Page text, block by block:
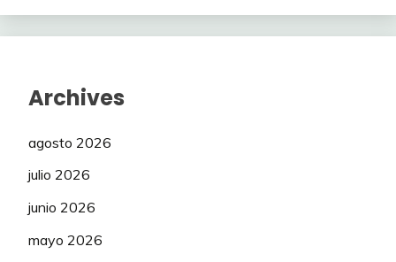
Archives
agosto 2026
julio 2026
junio 2026
mayo 2026